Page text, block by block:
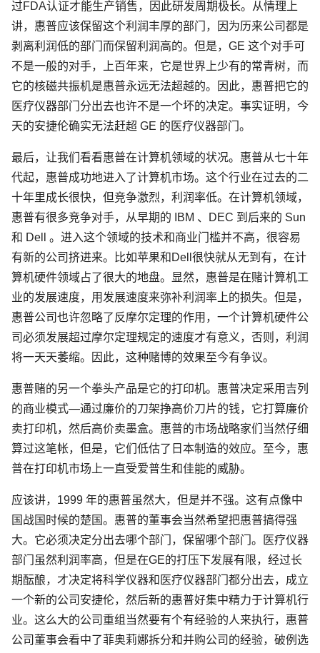
过FDA认证才能生产销售，因此研发周期极长。从情理上
讲，惠普应该保留这个利润丰厚的部门，因为历来公司都是
剥离利润低的部门而保留利润高的。但是，GE 这个对手可
不是一般的对手，上百年来，它是世界上少有的常青树，而
它的核磁共振机是惠普永远无法超越的。因此，惠普把它的
医疗仪器部门分出去也许不是一个坏的决定。事实证明，今
天的安捷伦确实无法赶超 GE 的医疗仪器部门。
最后，让我们看看惠普在计算机领域的状况。惠普从七十年
代起，惠普成功地进入了计算机市场。这个行业在过去的二
十年里成长很快，但竞争激烈，利润率低。在计算机领域，
惠普有很多竞争对手，从早期的 IBM 、DEC 到后来的 Sun
和 Dell 。进入这个领域的技术和商业门槛并不高，很容易
有新的公司挤进来。比如苹果和Dell很快就从无到有，在计
算机硬件领域占了很大的地盘。显然，惠普是在赌计算机工
业的发展速度，用发展速度来弥补利润率上的损失。但是，
惠普公司也许忽略了反摩尔定理的作用，一个计算机硬件公
司必须发展超过摩尔定理规定的速度才有意义，否则，利润
将一天天萎缩。因此，这种赌博的效果至今有争议。
惠普赌的另一个拳头产品是它的打印机。惠普决定采用吉列
的商业模式—通过廉价的刀架挣高价刀片的钱，它打算廉价
卖打印机，然后高价卖墨盒。惠普的市场战略家们当然仔细
算过这笔帐，但是，它们低估了日本制造的效应。至今，惠
普在打印机市场上一直受爱普生和佳能的威胁。
应该讲，1999 年的惠普虽然大，但是并不强。这有点像中
国战国时候的楚国。惠普的董事会当然希望把惠普搞得强
大。它必须决定分出去哪个部门，保留哪个部门。医疗仪器
部门虽然利润率高，但是在GE的打压下发展有限，经过长
期酝酿，才决定将科学仪器和医疗仪器部门都分出去，成立
一个新的公司安捷伦，然后新的惠普好集中精力于计算机行
业。这么大的公司重组当然要有个有经验的人来执行，惠普
公司董事会看中了菲奥莉娜拆分和并购公司的经验，破例选